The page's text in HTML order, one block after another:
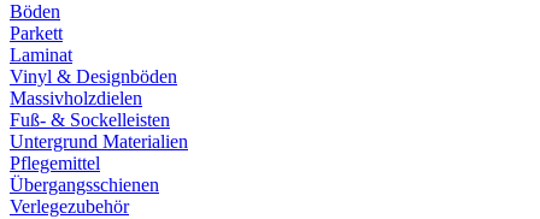
Böden
Parkett
Laminat
Vinyl & Designböden
Massivholzdielen
Fuß- & Sockelleisten
Untergrund Materialien
Pflegemittel
Übergangsschienen
Verlegezubehör